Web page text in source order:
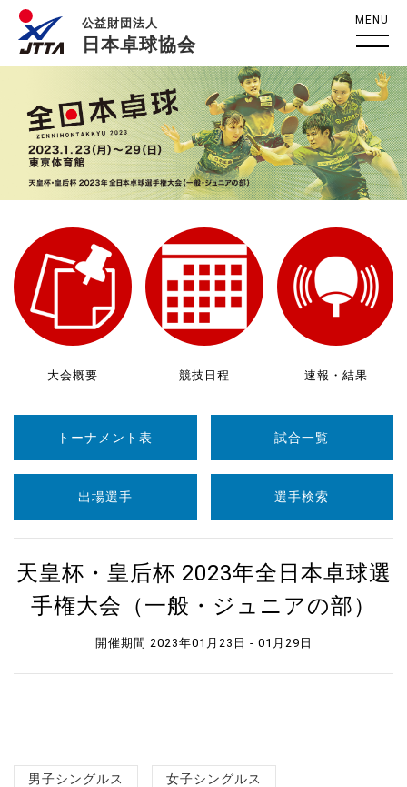
公益財団法人
日本卓球協会
MENU
大会概要 競技日程 速報・結果
トーナメント表 試合一覧
出場選手 選手検索
天皇杯・皇后杯 2023年全日本卓球選
手権大会（一般・ジュニアの部）
開催期間 2023年01月23日 - 01月29日
男子シングルス 女子シングルス